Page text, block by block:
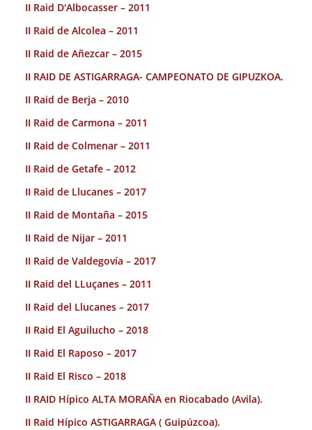
II Raid D'Albocasser – 2011
II Raid de Alcolea – 2011
II Raid de Añezcar – 2015
II RAID DE ASTIGARRAGA- CAMPEONATO DE GIPUZKOA.
II Raid de Berja – 2010
II Raid de Carmona – 2011
II Raid de Colmenar – 2011
II Raid de Getafe – 2012
II Raid de Llucanes – 2017
II Raid de Montaña – 2015
II Raid de Nijar – 2011
II Raid de Valdegovía – 2017
II Raid del LLuçanes – 2011
II Raid del Llucanes – 2017
II Raid El Aguilucho – 2018
II Raid El Raposo – 2017
II Raid El Risco – 2018
II RAID Hípico ALTA MORAÑA en Riocabado (Avila).
II Raid Hípico ASTIGARRAGA ( Guipúzcoa).